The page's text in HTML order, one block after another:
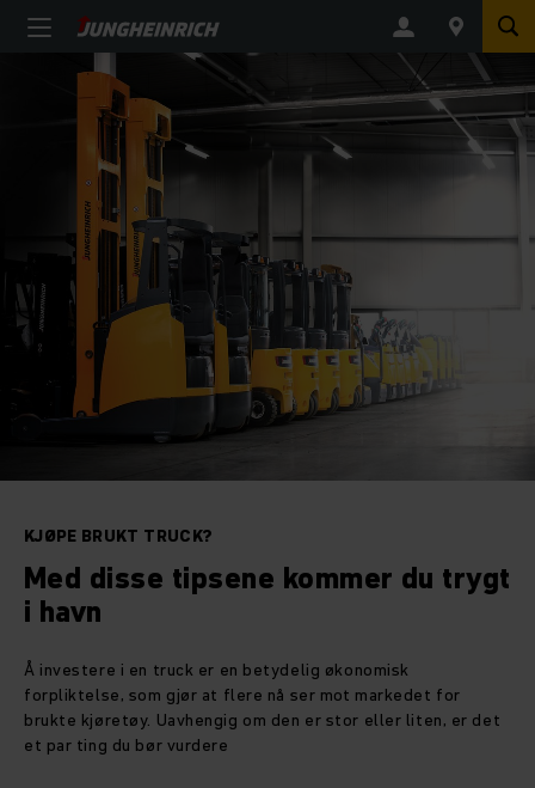
KJØPE BRUKT TRUCK?
Med disse tipsene kommer du trygt
i havn
Å investere i en truck er en betydelig økonomisk
forpliktelse, som gjør at flere nå ser mot markedet for
brukte kjøretøy. Uavhengig om den er stor eller liten, er det
et par ting du bør vurdere